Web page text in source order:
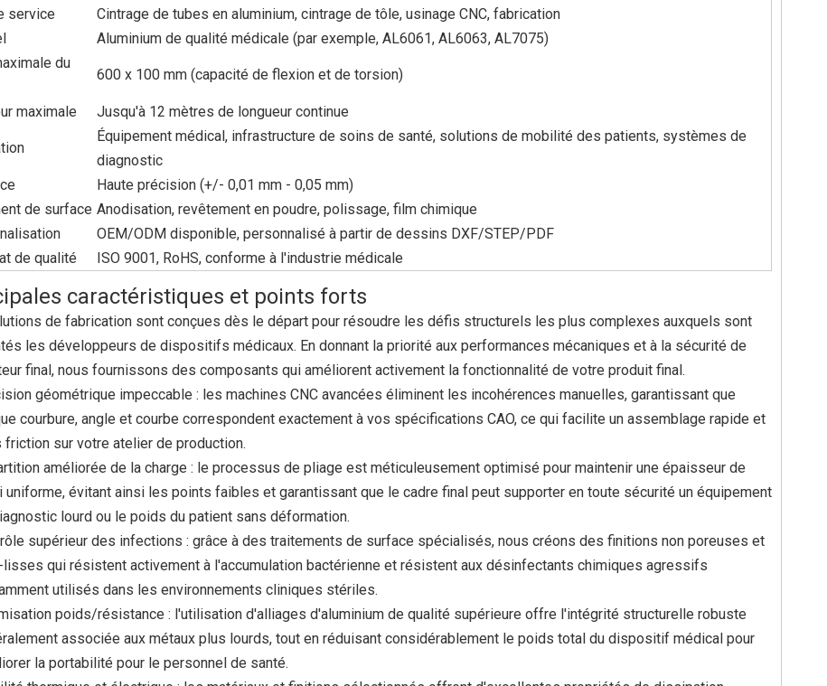
service
Cintrage de tubes en aluminium, cintrage de tôle, usinage CNC, fabrication
Aluminium de qualité médicale (par exemple, AL6061, AL6063, AL7075)
du
600 x 100 mm (capacité de flexion et de torsion)
maximale Jusqu'à 12 mètres de longueur continue
Équipement médical, infrastructure de soins de santé, solutions de mobilité des patients, systèmes de
diagnostic
Haute précision (+/- 0,01 mm - 0,05 mm)
de surface Anodisation, revêtement en poudre, polissage, film chimique
OEM/ODM disponible, personnalisé à partir de dessins DXF/STEP/PDF
de qualité
ISO 9001, RoHS, conforme à l'industrie médicale
caractéristiques et points forts
de fabrication sont conçues dès le départ pour résoudre les défis structurels les plus complexes auxquels sont
les développeurs de dispositifs médicaux. En donnant la priorité aux performances mécaniques et à la sécurité de
final, nous fournissons des composants qui améliorent activement la fonctionnalité de votre produit final.
géométrique impeccable : les machines CNC avancées éliminent les incohérences manuelles, garantissant que
courbure, angle et courbe correspondent exactement à vos spécifications CAO, ce qui facilite un assemblage rapide et
friction sur votre atelier de production.
améliorée de la charge : le processus de pliage est méticuleusement optimisé pour maintenir une épaisseur de
uniforme, évitant ainsi les points faibles et garantissant que le cadre final peut supporter en toute sécurité un équipement
lourd ou le poids du patient sans déformation.
supérieur des infections : grâce à des traitements de surface spécialisés, nous créons des finitions non poreuses et
lisses qui résistent activement à l'accumulation bactérienne et résistent aux désinfectants chimiques agressifs
utilisés dans les environnements cliniques stériles.
poids/résistance : l'utilisation d'alliages d'aluminium de qualité supérieure offre l'intégrité structurelle robuste
associée aux métaux plus lourds, tout en réduisant considérablement le poids total du dispositif médical pour
la portabilité pour le personnel de santé.